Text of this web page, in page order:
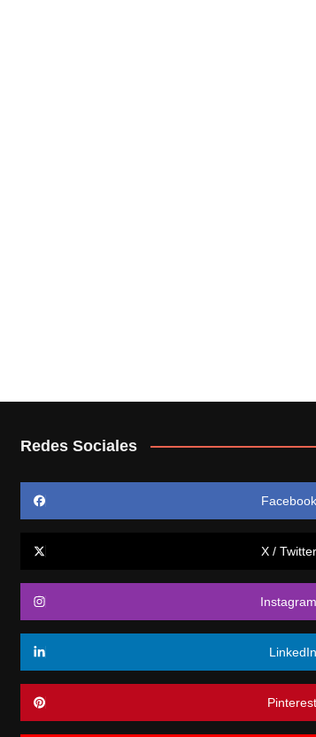
Redes Sociales
Facebook
X / Twitter
Instagram
LinkedIn
Pinterest